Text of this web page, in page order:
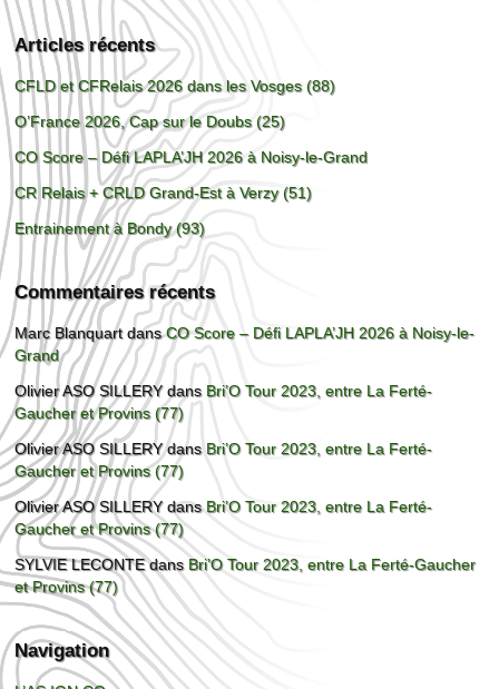
Articles récents
CFLD et CFRelais 2026 dans les Vosges (88)
O’France 2026, Cap sur le Doubs (25)
CO Score – Défi LAPLA’JH 2026 à Noisy-le-Grand
CR Relais + CRLD Grand-Est à Verzy (51)
Entrainement à Bondy (93)
Commentaires récents
Marc BlanquartdansCO Score – Défi LAPLA’JH 2026 à Noisy-le-
Grand
Olivier ASO SILLERYdans Bri’O Tour 2023, entre La Ferté-
Gaucher et Provins (77)
Olivier ASO SILLERYdansBri’O Tour 2023, entre La Ferté-
Gaucher et Provins (77)
Olivier ASO SILLERYdansBri’O Tour 2023, entre La Ferté-
Gaucher et Provins (77)
SYLVIE LECONTEdans Bri’O Tour 2023, entre La Ferté-Gaucher
et Provins (77)
Navigation